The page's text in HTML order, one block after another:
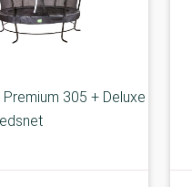
Premium 305 + Deluxe